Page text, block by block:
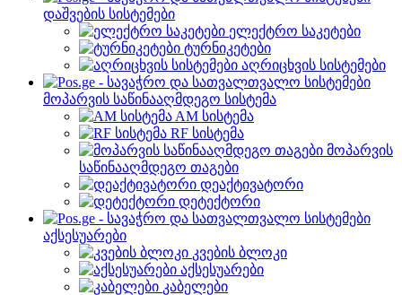
დაშვების სისტემები
ელექტრო საკეტები
ტურნიკეტები
აღრიცხვის სისტემები
მოპარვის საწინააღმდეგო სისტემა
AM სისტემა
RF სისტემა
მოპარვის
საწინააღმდეგო თაგები
დეაქტივატორი
დეტექტორი
აქსესუარები
კვების ბლოკი
აქსესუარები
კაბელები